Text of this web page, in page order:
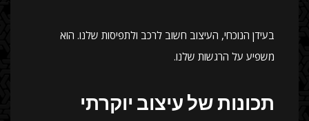
בעידן הנוכחי, העיצוב חשוב לרכב ולתפיסות שלנו. הוא
משפיע על הרגשות שלנו.
תכונות של עיצוב יוקרתי